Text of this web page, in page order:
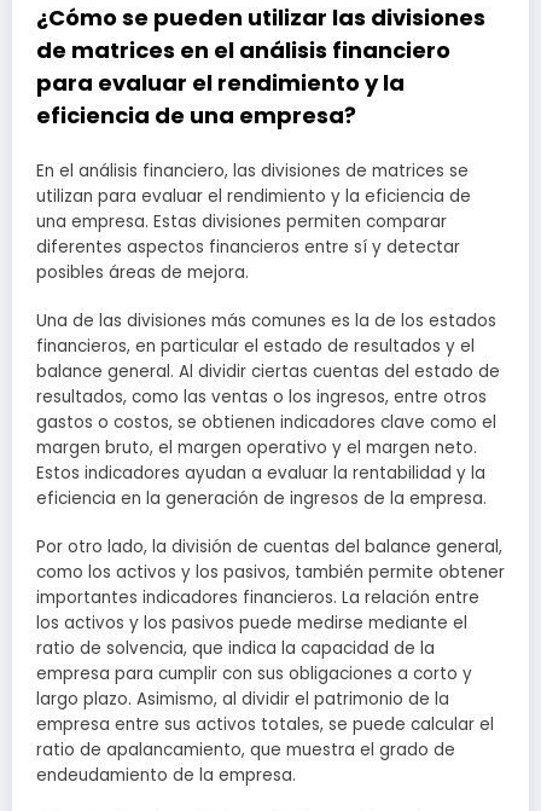
¿Cómo se pueden utilizar las divisiones
de matrices en el análisis financiero
para evaluar el rendimiento y la
eficiencia de una empresa?
En el análisis financiero, las divisiones de matrices se
utilizan para evaluar el rendimiento y la eficiencia de
una empresa. Estas divisiones permiten comparar
diferentes aspectos financieros entre sí y detectar
posibles áreas de mejora.
Una de las divisiones más comunes es la de los estados
financieros, en particular el estado de resultados y el
balance general. Al dividir ciertas cuentas del estado de
resultados, como las ventas o los ingresos, entre otros
gastos o costos, se obtienen indicadores clave como el
margen bruto, el margen operativo y el margen neto.
Estos indicadores ayudan a evaluar la rentabilidad y la
eficiencia en la generación de ingresos de la empresa.
Por otro lado, la división de cuentas del balance general,
como los activos y los pasivos, también permite obtener
importantes indicadores financieros. La relación entre
los activos y los pasivos puede medirse mediante el
ratio de solvencia, que indica la capacidad de la
empresa para cumplir con sus obligaciones a corto y
largo plazo. Asimismo, al dividir el patrimonio de la
empresa entre sus activos totales, se puede calcular el
ratio de apalancamiento, que muestra el grado de
endeudamiento de la empresa.